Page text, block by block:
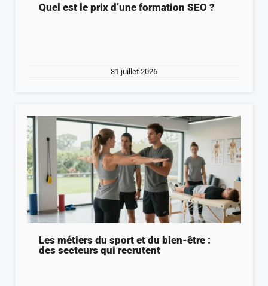
Quel est le prix d’une formation SEO ?
31 juillet 2026
Les métiers du sport et du bien-être :
des secteurs qui recrutent